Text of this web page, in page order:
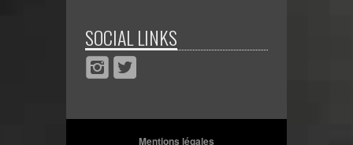
SOCIAL LINKS
Mentions légales